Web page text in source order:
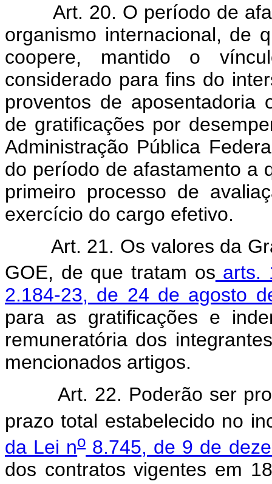
Art. 20. O período de
organismo internacional, de
coopere, mantido o
considerado para fins do
proventos de aposentadoria
de gratificações por
Administração Pública
do período de afastamento a
primeiro processo de
exercício do cargo efetivo.
Art. 21. Os valores da
GOE, de que tratam os arts.
2.184-23, de 24 de agosto
para as gratificações e
remuneratória dos
mencionados artigos.
Art. 22. Poderão ser
prazo total estabelecido no
da Lei no8.745, de 9 de
dos contratos vigentes em